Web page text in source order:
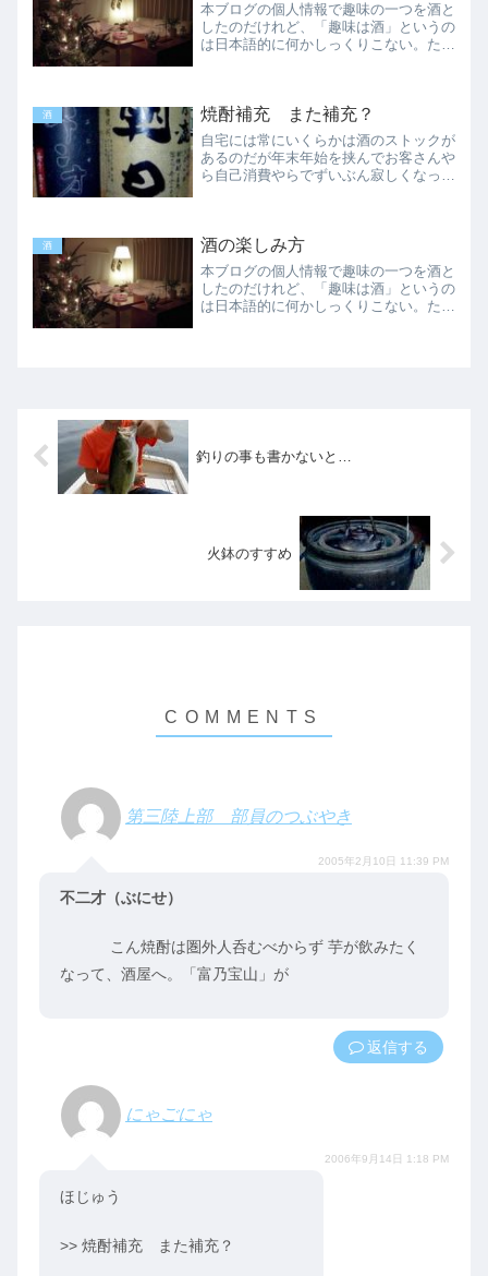
本ブログの個人情報で趣味の一つを酒と
したのだけれど、「趣味は酒」というの
は日本語的に何かしっくりこない。たと
は「趣味は酒を飲む」となる...
酒 焼酎補充 また補充？
自宅には常にいくらかは酒のストックが
あるのだが年末年始を挟んでお客さんや
ら自己消費やらでずいぶん寂しくなって
毎夜の晩酌は必要としない...
酒 酒の楽しみ方
本ブログの個人情報で趣味の一つを酒と
したのだけれど、「趣味は酒」というの
は日本語的に何かしっくりこない。たと
釣りの事も書かないと…
火鉢のすすめ
第三陸上部 部員のつぶやき
2005年2月10日 11:39 PM
不二才（ぶにせ）
こん焼酎は圏外人呑むべからず 芋が飲みたく
なって、酒屋へ。「富乃宝山」が
返信
にゃごにゃ
2006年9月14日 1:18 PM
ほじゅう
>> 焼酎補充 また補充？